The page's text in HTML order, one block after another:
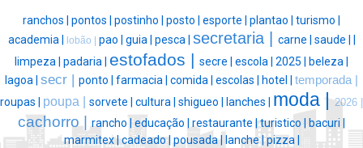
ranchos | pontos | postinho | posto | esporte | plantao | turismo |
academia |
lobão | pao | guia | pesca | secretaria | carne | saude |
limpeza | padaria | estofados | secre | escola | 2025 |
beleza |
lagoa | secr | ponto | farmacia | comida | escolas | hotel | temporada |
roupas | poupa | sorvete | cultura | shigueo | lanches | moda |2026 |
cachorro |rancho | educação | restaurante |turistico |
bacuri |
marmitex |cadeado | pousada | lanche |pizza |